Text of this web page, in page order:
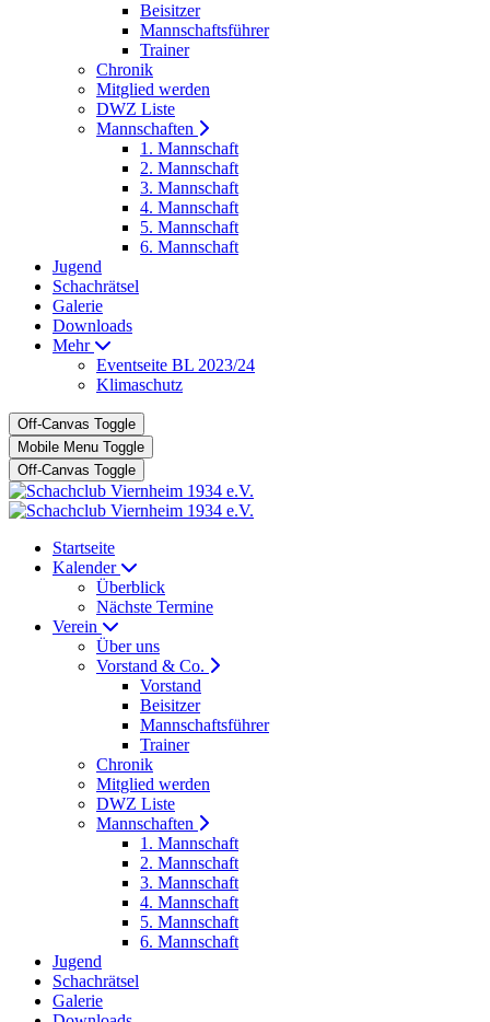
Beisitzer
Mannschaftsführer
Trainer
Chronik
Mitglied werden
DWZ Liste
Mannschaften
1. Mannschaft
2. Mannschaft
3. Mannschaft
4. Mannschaft
5. Mannschaft
6. Mannschaft
Jugend
Schachrätsel
Galerie
Downloads
Mehr
Eventseite BL 2023/24
Klimaschutz
Off-Canvas Toggle
Mobile Menu Toggle
Off-Canvas Toggle
Startseite
Kalender
Überblick
Nächste Termine
Verein
Über uns
Vorstand & Co.
Vorstand
Beisitzer
Mannschaftsführer
Trainer
Chronik
Mitglied werden
DWZ Liste
Mannschaften
1. Mannschaft
2. Mannschaft
3. Mannschaft
4. Mannschaft
5. Mannschaft
6. Mannschaft
Jugend
Schachrätsel
Galerie